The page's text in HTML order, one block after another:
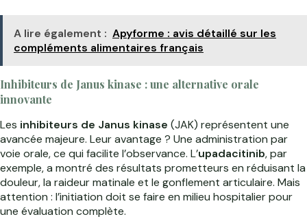
A lire également : Apyforme : avis détaillé sur les
compléments alimentaires français
Inhibiteurs de Janus kinase : une alternative orale
innovante
Les inhibiteurs de Janus kinase (JAK) représentent une
avancée majeure. Leur avantage ? Une administration par
voie orale, ce qui facilite l’observance. L’upadacitinib, par
exemple, a montré des résultats prometteurs en réduisant la
douleur, la raideur matinale et le gonflement articulaire. Mais
attention : l’initiation doit se faire en milieu hospitalier pour
une évaluation complète.